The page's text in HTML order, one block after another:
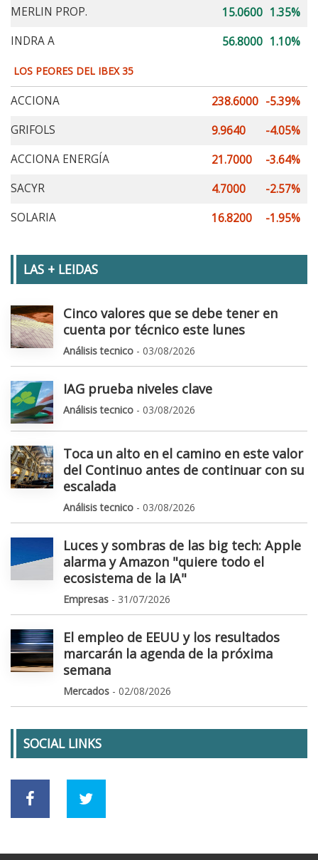
MERLIN PROP.
15.0600 1.35%
INDRA A
56.8000 1.10%
LOS PEORES DEL IBEX 35
ACCIONA 238.6000 -5.39%
GRIFOLS
9.9640
-4.05%
ACCIONA ENERGÍA
21.7000
-3.64%
SACYR
4.7000
-2.57%
SOLARIA
16.8200 -1.95%
LAS + LEIDAS
Cinco valores que se debe tener en
cuenta por técnico este lunes
Análisis tecnico - 03/08/2026
IAG prueba niveles clave
Análisis tecnico - 03/08/2026
Toca un alto en el camino en este valor
del Continuo antes de continuar con su
escalada
Análisis tecnico - 03/08/2026
Luces y sombras de las big tech: Apple
alarma y Amazon "quiere todo el
ecosistema de la IA"
Empresas - 31/07/2026
El empleo de EEUU y los resultados
marcarán la agenda de la próxima
semana
Mercados - 02/08/2026
SOCIAL LINKS